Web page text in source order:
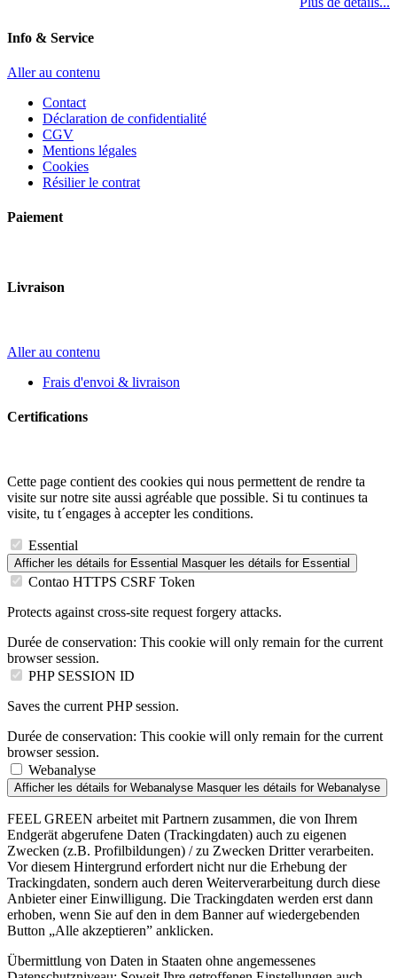
Info & Service
Aller au contenu
Contact
Déclaration de confidentialité
CGV
Mentions légales
Cookies
Résilier le contrat
Paiement
Livraison
Aller au contenu
Frais d'envoi & livraison
Certifications
Cette page contient des cookies qui nous permettent de rendre ta
visite sur notre site aussi agréable que possible. Si tu continues ta
visite, tu t´engages à accepter les conditions.
Essential
Afficher les détails for Essential Masquer les détails for Essential
Contao HTTPS CSRF Token
Protects against cross-site request forgery attacks.
Durée de conservation: This cookie will only remain for the current
browser session.
PHP SESSION ID
Saves the current PHP session.
Durée de conservation: This cookie will only remain for the current
browser session.
Webanalyse
Afficher les détails for Webanalyse Masquer les détails for Webanalyse
FEEL GREEN arbeitet mit Partnern zusammen, die von Ihrem
Endgerät abgerufene Daten (Trackingdaten) auch zu eigenen
Zwecken (z.B. Profilbildungen) / zu Zwecken Dritter verarbeiten.
Vor diesem Hintergrund erfordert nicht nur die Erhebung der
Trackingdaten, sondern auch deren Weiterverarbeitung durch diese
Anbieter einer Einwilligung. Die Trackingdaten werden erst dann
erhoben, wenn Sie auf den in dem Banner auf wiedergebenden
Button „Alle akzeptieren” anklicken.
Übermittlung von Daten in Staaten ohne angemessenes